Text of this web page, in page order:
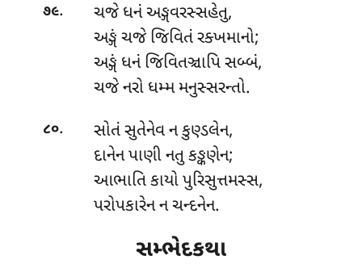
૭૯.
ચજે ધનં અઙ્ગવરસ્સહેતુ,
અઙ્ગં ચજે જિવિતં રક્ખમાનો;
અઙ્ગં ધનં જિવિતઞ્ચાપિ સબ્બં,
ચજે નરો ધમ્મ મનુસ્સરન્તો.
૮૦. સોતંસુતેનેવ ન કુણ્ડલેન,
દાનેન પાણી નતુ કઙ્કણેન;
આભાતિ કાયો પુરિસુત્તમસ્સ,
પરોપકારેન ન ચન્દનેન.
સમ્ભેદકથા